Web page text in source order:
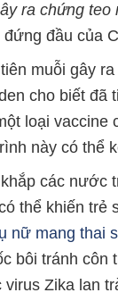
ra chứng teo
đầu của
muỗi gây
cho biết đã
loại vaccine
này có thể
các nước
thể khiến trẻ
nữ mang thai
bôi tránh côn
Zika lan